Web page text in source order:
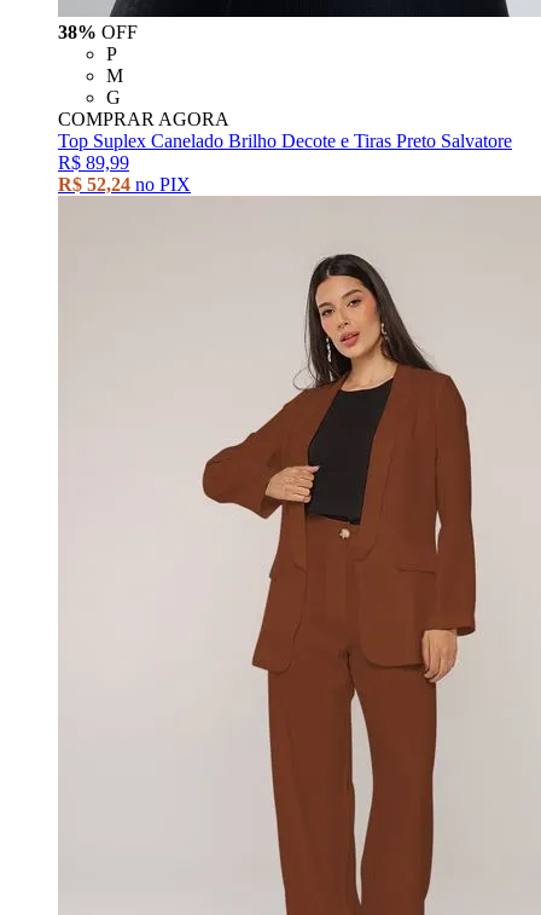
38% OFF
P
M
G
COMPRAR AGORA
Top Suplex Canelado Brilho Decote e Tiras Preto Salvatore
R$ 89,99
R$ 52,24 no PIX